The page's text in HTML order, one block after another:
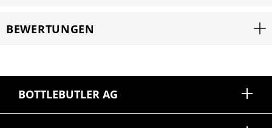
BEWERTUNGEN
BOTTLEBUTLER AG